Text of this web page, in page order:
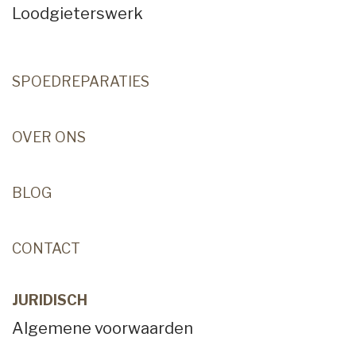
Loodgieterswerk
SPOEDREPARATIES
OVER ONS
BLOG
CONTACT
JURIDISCH
Algemene voorwaarden